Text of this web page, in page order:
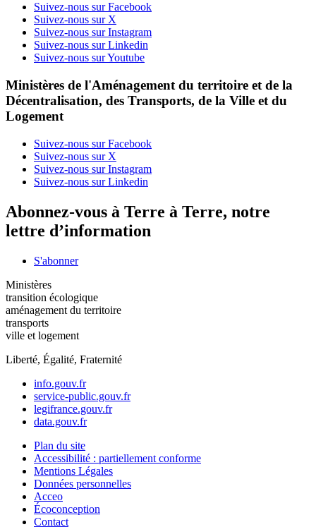
Suivez-nous sur Facebook
Suivez-nous sur X
Suivez-nous sur Instagram
Suivez-nous sur Linkedin
Suivez-nous sur Youtube
Ministères de l'Aménagement du territoire et de la
Décentralisation, des Transports, de la Ville et du
Logement
Suivez-nous sur Facebook
Suivez-nous sur X
Suivez-nous sur Instagram
Suivez-nous sur Linkedin
Abonnez-vous à Terre à Terre, notre
lettre d’information
S'abonner
Ministères
transition écologique
aménagement du territoire
transports
ville et logement
Liberté, Égalité, Fraternité
info.gouv.fr
service-public.gouv.fr
legifrance.gouv.fr
data.gouv.fr
Plan du site
Accessibilité : partiellement conforme
Mentions Légales
Données personnelles
Acceo
Écoconception
Contact